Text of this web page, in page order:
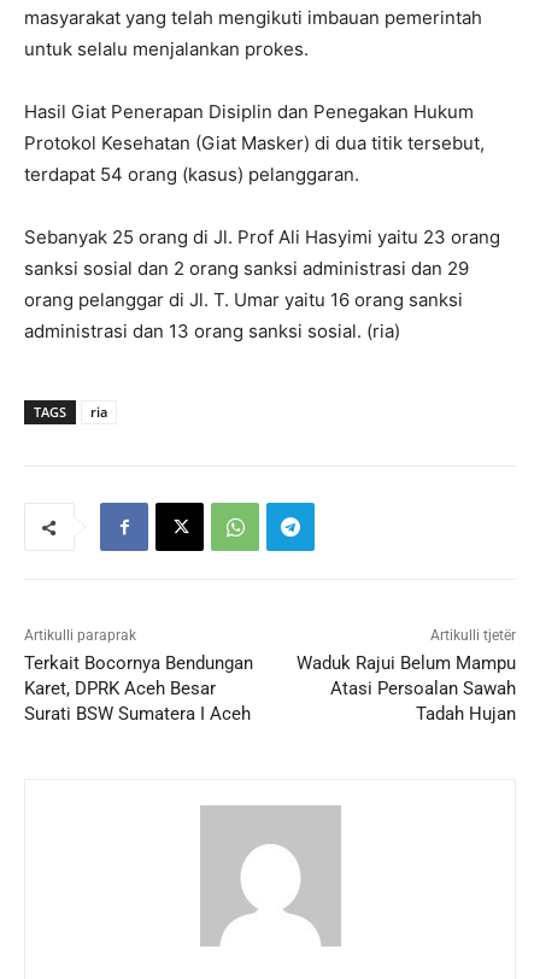
masyarakat yang telah mengikuti imbauan pemerintah
untuk selalu menjalankan prokes.
Hasil Giat Penerapan Disiplin dan Penegakan Hukum
Protokol Kesehatan (Giat Masker) di dua titik tersebut,
terdapat 54 orang (kasus) pelanggaran.
Sebanyak 25 orang di Jl. Prof Ali Hasyimi yaitu 23 orang
sanksi sosial dan 2 orang sanksi administrasi dan 29
orang pelanggar di Jl. T. Umar yaitu 16 orang sanksi
administrasi dan 13 orang sanksi sosial. (ria)
TAGS ria
Artikulli paraprak
Terkait Bocornya Bendungan
Karet, DPRK Aceh Besar
Surati BSW Sumatera I Aceh
Artikulli tjetër
Waduk Rajui Belum Mampu
Atasi Persoalan Sawah
Tadah Hujan